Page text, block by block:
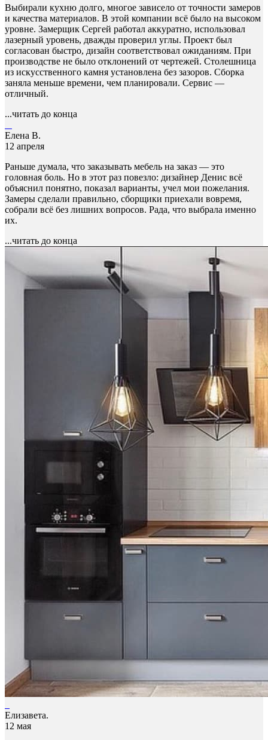
Выбирали кухню долго, многое зависело от точности замеров
и качества материалов. В этой компании всё было на высоком
уровне. Замерщик Сергей работал аккуратно, использовал
лазерный уровень, дважды проверил углы. Проект был
согласован быстро, дизайн соответствовал ожиданиям. При
производстве не было отклонений от чертежей. Столешница
из искусственного камня установлена без зазоров. Сборка
заняла меньше времени, чем планировали. Сервис —
отличный.
...читать до конца
Елена В.
12 апреля
Раньше думала, что заказывать мебель на заказ — это
головная боль. Но в этот раз повезло: дизайнер Денис всё
объяснил понятно, показал варианты, учел мои пожелания.
Замеры сделали правильно, сборщики приехали вовремя,
собрали всё без лишних вопросов. Рада, что выбрала именно
их.
...читать до конца
Елизавета.
12 мая